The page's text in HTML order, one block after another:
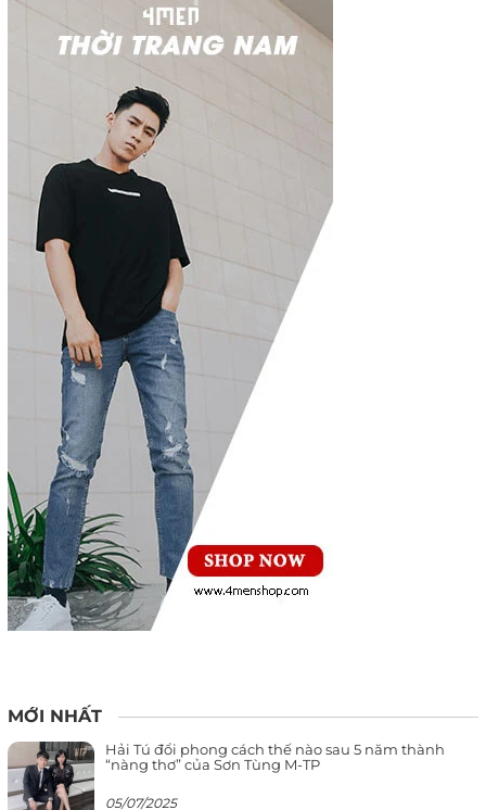
MỚI NHẤT
Hải Tú đổi phong cách thế nào sau 5 năm thành
“nàng thơ” của Sơn Tùng M-TP
05/07/2025